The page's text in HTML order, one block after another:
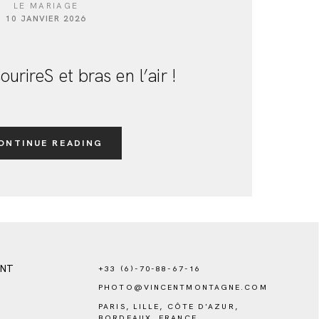
LE MARIAGE
10 JANVIER 2026
et bras en l’air !
READING
+33 (6)-70-88-67-16
PHOTO@VINCENTMONTAGNE.COM
PARIS, LILLE, CÔTE D'AZUR,